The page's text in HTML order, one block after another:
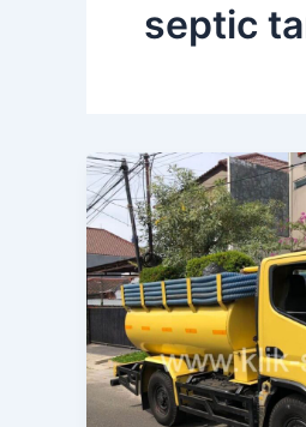
septic